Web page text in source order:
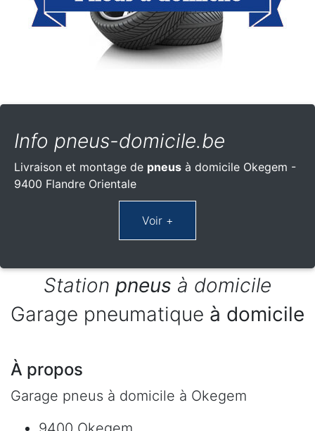
Info pneus-domicile.be
Livraison et montage de pneus à domicile Okegem -
9400 Flandre Orientale
Station pneus à domicile
Garage pneumatique à domicile
À propos
Garage pneus à domicile à Okegem